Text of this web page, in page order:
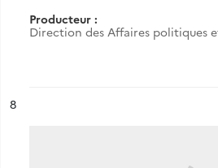
Producteur :
Direction des Affaires politiques
n°
8